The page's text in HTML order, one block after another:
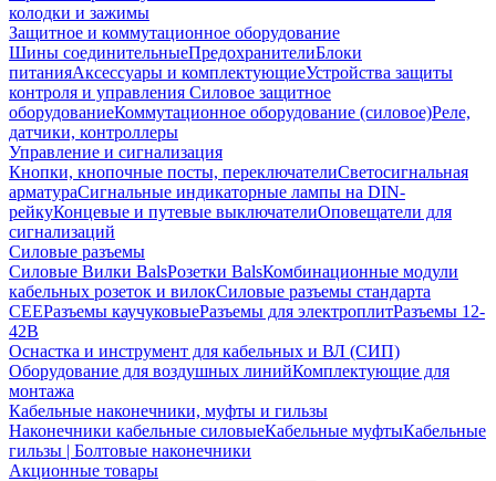
колодки и зажимы
Защитное и коммутационное оборудование
Шины соединительныеПредохранителиБлоки
питанияАксессуары и комплектующиеУстройства защиты
контроля и управления Силовое защитное
оборудованиеКоммутационное оборудование (силовое)Реле,
датчики, контроллеры
Управление и сигнализация
Кнопки, кнопочные посты, переключателиСветосигнальная
арматураСигнальные индикаторные лампы на DIN-
рейкуКонцевые и путевые выключателиОповещатели для
сигнализаций
Силовые разъемы
Силовые Вилки BalsРозетки BalsКомбинационные модули
кабельных розеток и вилокСиловые разъемы стандарта
CEEРазъемы каучуковыеРазъемы для электроплитРазъемы 12-
42В
Оснастка и инструмент для кабельных и ВЛ (СИП)
Оборудование для воздушных линийКомплектующие для
монтажа
Кабельные наконечники, муфты и гильзы
Наконечники кабельные силовыеКабельные муфтыКабельные
гильзы | Болтовые наконечники
Акционные товары